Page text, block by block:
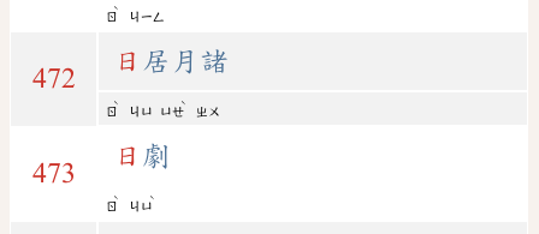
ㄖ
ˋ
ㄐㄧㄥ
472
日 居月諸
ㄖ
ˋ
ㄐㄩ ㄩㄝ
ˋ
ㄓㄨ
473
日 劇
ㄖ
ˋ
ㄐㄩ
ˋ